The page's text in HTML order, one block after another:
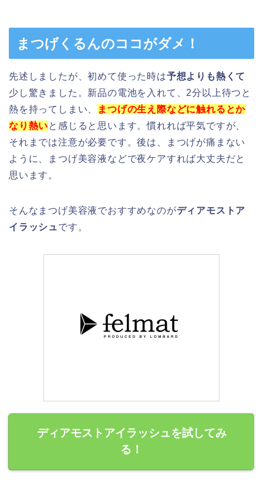
まつげくるんのココがダメ！
先述しましたが、初めて使った時は予想よりも熱くて
少し驚きました。新品の電池を入れて、2分以上待つと
熱を持ってしまい、
まつげの生え際などに触れるとか
なり熱いと感じると思います。慣れれば平気ですが、
それまでは注意が必要です。後は、まつげが痛まない
ように、まつげ美容液などで夜ケアすれば大丈夫だと
思います。
そんなまつげ美容液でおすすめなのがディアモストア
イラッシュです。
ディアモストアイラッシュを試してみ
る！